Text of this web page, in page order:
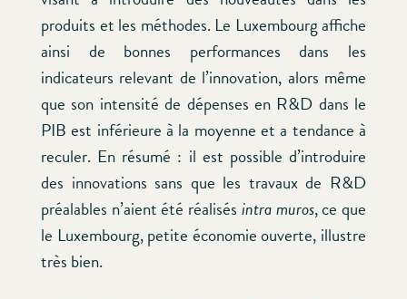
produits et les méthodes. Le Luxembourg affiche
ainsi de bonnes performances dans les
indicateurs relevant de l’innovation, alors même
que son intensité de dépenses en R&D dans le
PIB est inférieure à la moyenne et a tendance à
reculer. En résumé : il est possible d’introduire
des innovations sans que les travaux de R&D
préalables n’aient été réalisés intra muros, ce que
le Luxembourg, petite économie ouverte, illustre
très bien.